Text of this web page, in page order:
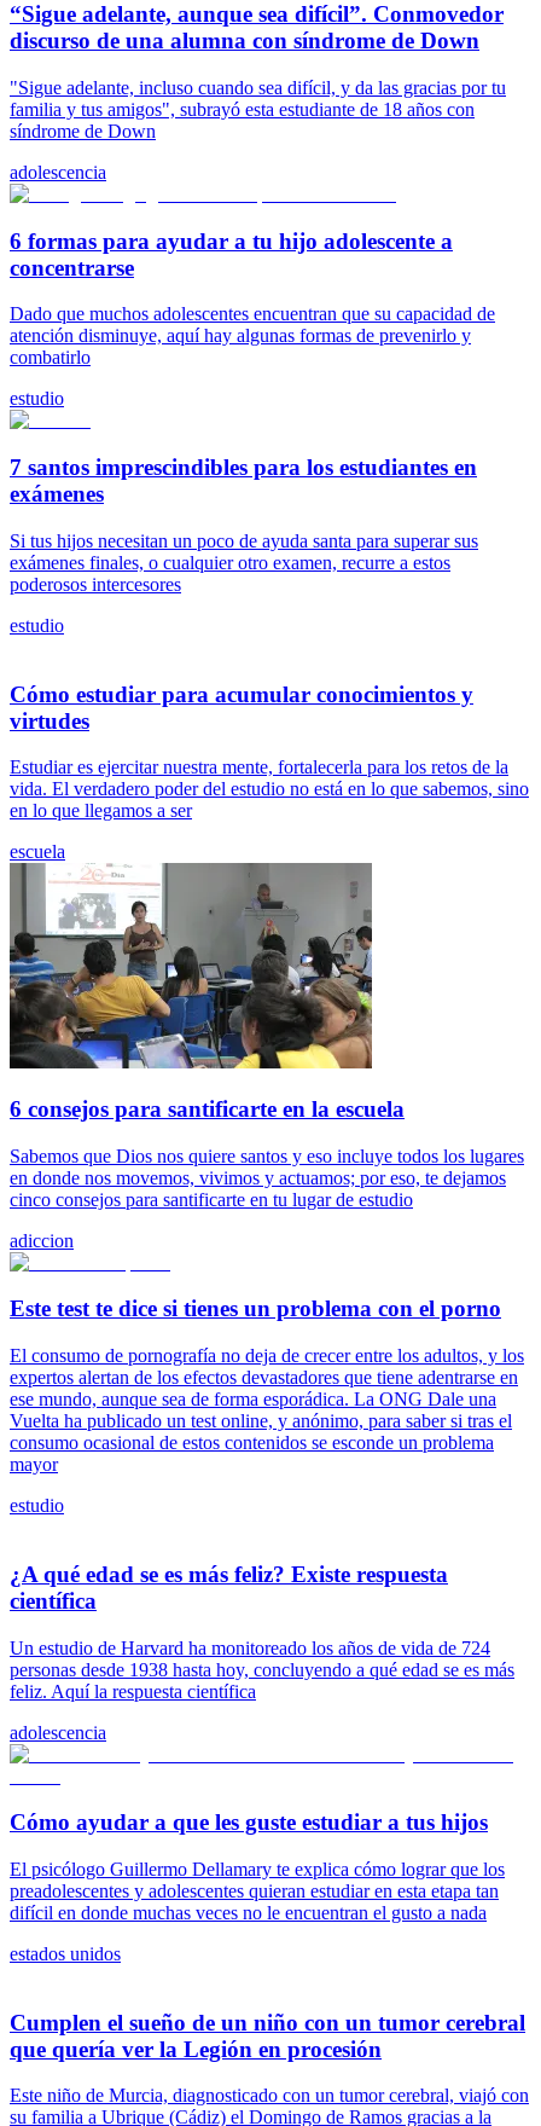
“Sigue adelante, aunque sea difícil”. Conmovedor
discurso de una alumna con síndrome de Down
"Sigue adelante, incluso cuando sea difícil, y da las gracias por tu
familia y tus amigos", subrayó esta estudiante de 18 años con
síndrome de Down
adolescencia
6 formas para ayudar a tu hijo adolescente a
concentrarse
Dado que muchos adolescentes encuentran que su capacidad de
atención disminuye, aquí hay algunas formas de prevenirlo y
combatirlo
estudio
7 santos imprescindibles para los estudiantes en
exámenes
Si tus hijos necesitan un poco de ayuda santa para superar sus
exámenes finales, o cualquier otro examen, recurre a estos
poderosos intercesores
estudio
Cómo estudiar para acumular conocimientos y
virtudes
Estudiar es ejercitar nuestra mente, fortalecerla para los retos de la
vida. El verdadero poder del estudio no está en lo que sabemos, sino
en lo que llegamos a ser
escuela
6 consejos para santificarte en la escuela
Sabemos que Dios nos quiere santos y eso incluye todos los lugares
en donde nos movemos, vivimos y actuamos; por eso, te dejamos
cinco consejos para santificarte en tu lugar de estudio
adiccion
Este test te dice si tienes un problema con el porno
El consumo de pornografía no deja de crecer entre los adultos, y los
expertos alertan de los efectos devastadores que tiene adentrarse en
ese mundo, aunque sea de forma esporádica. La ONG Dale una
Vuelta ha publicado un test online, y anónimo, para saber si tras el
consumo ocasional de estos contenidos se esconde un problema
mayor
estudio
¿A qué edad se es más feliz? Existe respuesta
científica
Un estudio de Harvard ha monitoreado los años de vida de 724
personas desde 1938 hasta hoy, concluyendo a qué edad se es más
feliz. Aquí la respuesta científica
adolescencia
Cómo ayudar a que les guste estudiar a tus hijos
El psicólogo Guillermo Dellamary te explica cómo lograr que los
preadolescentes y adolescentes quieran estudiar en esta etapa tan
difícil en donde muchas veces no le encuentran el gusto a nada
estados unidos
Cumplen el sueño de un niño con un tumor cerebral
que quería ver la Legión en procesión
Este niño de Murcia, diagnosticado con un tumor cerebral, viajó con
su familia a Ubrique (Cádiz) el Domingo de Ramos gracias a la